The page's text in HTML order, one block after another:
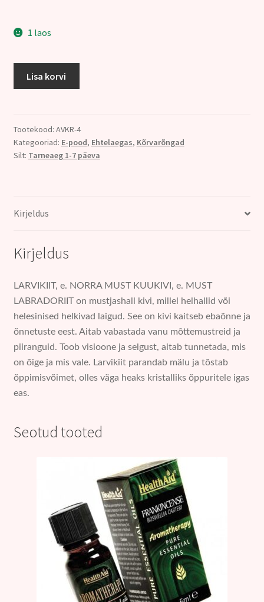
1 laos
kogus
Lisa korvi
Tootekood: AVKR-4
Kategooriad: E-pood, Ehtelaegas, Kõrvarõngad
Silt: Tarneaeg 1-7 päeva
Kirjeldus
Kirjeldus
LARVIKIIT, e. NORRA MUST KUUKIVI, e. MUST
LABRADORIIT on mustjashall kivi, millel helhallid või
helesinised helkivad laigud. See on kivi kaitseb ebaõnne ja
õnnetuste eest. Aitab vabastada vanu mõttemustreid ja
piiranguid. Toob visioone ja selgust, aitab tunnetada, mis
on õige ja mis vale. Larvikiit parandab mälu ja tõstab
õppimisvõimet, olles väga heaks kristalliks õppuritele igas
eas.
Seotud tooted